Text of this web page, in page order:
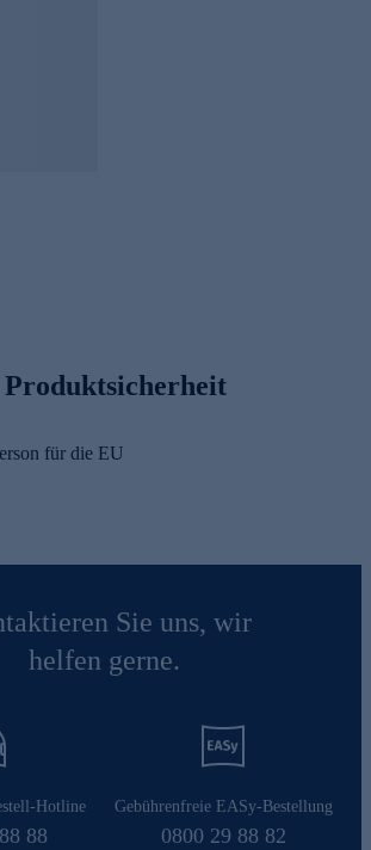
für die EU
Sie uns, wir
helfen gerne.
Hotline
88
Gebührenfreie EASy-Bestellung
0800 29 88 82